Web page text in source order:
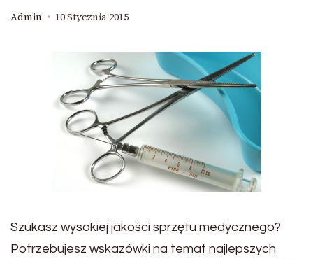
Admin 10 Stycznia 2015
Szukasz wysokiej jakości sprzętu medycznego?
Potrzebujesz wskazówki na temat najlepszych